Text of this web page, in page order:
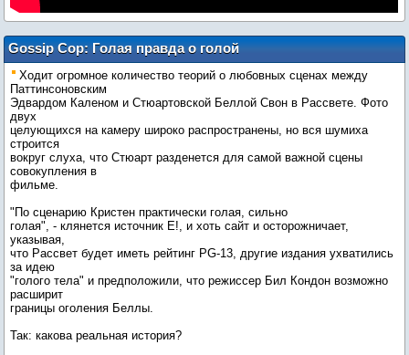
Gossip Cop: Голая правда о голой
Кристен Стюарт в "Рассвете"
Ходит огромное количество теорий о любовных сценах между
Паттинсоновским
Эдвардом Каленом и Стюартовской Беллой Свон в Рассвете. Фото
двух
целующихся на камеру широко распространены, но вся шумиха
строится
вокруг слуха, что Стюарт разденется для самой важной сцены
совокупления в
фильме.
"По сценарию Кристен практически голая, сильно
голая", - клянется источник Е!, и хоть сайт и осторожничает,
указывая,
что Рассвет будет иметь рейтинг PG-13, другие издания ухватились
за идею
"голого тела" и предположили, что режиссер Бил Кондон возможно
расширит
границы оголения Беллы.
Так: какова реальная история?